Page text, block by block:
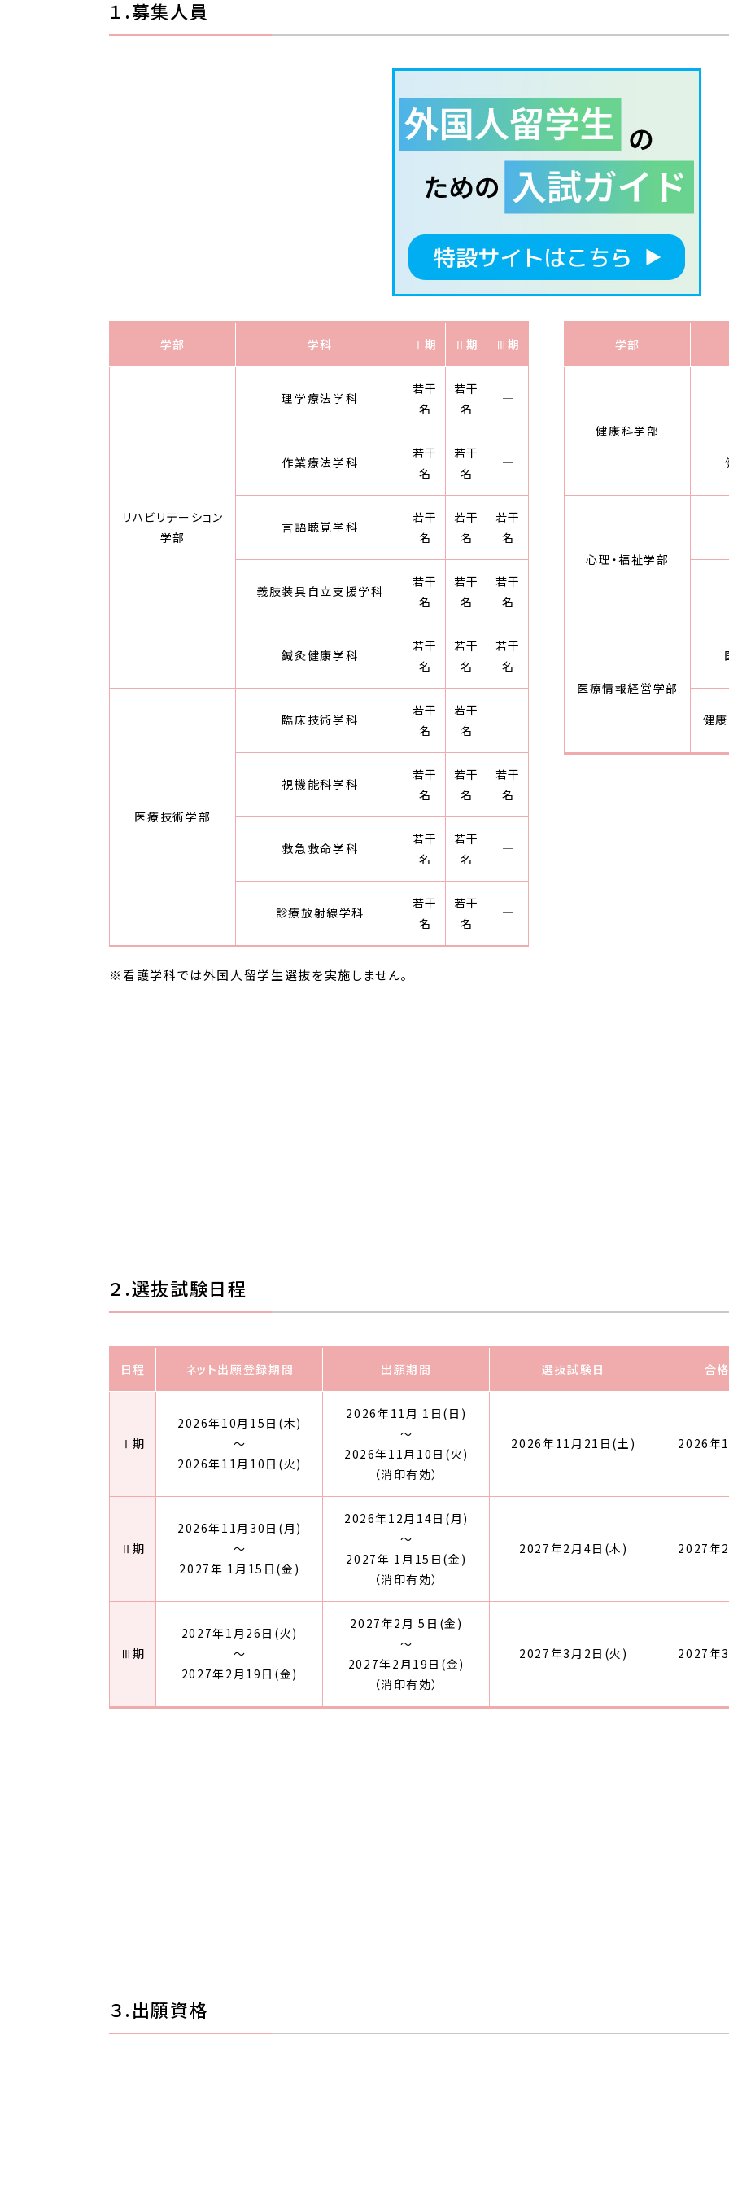
１.募集人員
学部 学科 Ⅰ期 Ⅱ期 Ⅲ期
リハビリテーション
学部
理学療法学科
若干
名
若干
名
―
作業療法学科
若干
名
若干
名
―
言語聴覚学科
若干
名
若干
名
若干
名
義肢装具自立支援学科
若干
名
若干
名
若干
名
鍼灸健康学科
若干
名
若干
名
若干
名
医療技術学部
臨床技術学科
若干
名
若干
名
―
視機能科学科
若干
名
若干
名
若干
名
救急救命学科
若干
名
若干
名
―
診療放射線学科
若干
名
若干
名
―
学部
健康科学部
心理・福祉学部
医療情報経営学部
健
※看護学科では外国人留学生選抜を実施しません。
２.選抜試験日程
日程 ネット出願登録期間 出願期間 選抜試験日 合
Ⅰ期
2026年10月15日(木)
～
2026年11月10日(火)
2026年11月 1日(日)
～
2026年11月10日(火)
（消印有効）
2026年11月21日(土) 2026年
Ⅱ期
2026年11月30日(月)
～
2027年 1月15日(金)
2026年12月14日(月)
～
2027年 1月15日(金)
（消印有効）
2027年2月4日(木) 2027年
Ⅲ期
2027年1月26日(火)
～
2027年2月19日(金)
2027年2月 5日(金)
～
2027年2月19日(金)
（消印有効）
2027年3月2日(火) 2027年
３.出願資格